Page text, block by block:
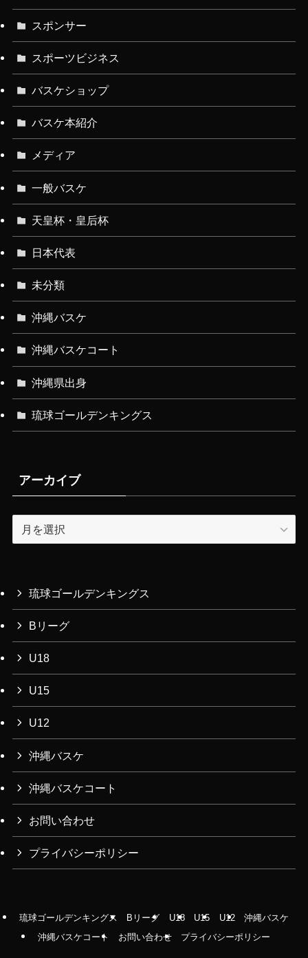
スポンサー
スポーツビジネス
バスケショップ
バスケ本紹介
メディア
一般バスケ
天皇杯・皇后杯
日本代表
未分類
沖縄バスケ
沖縄バスケコート
沖縄県出身
琉球ゴールデンキングス
アーカイブ
ー
ブ
琉球ゴールデンキングス
Bリーグ
U18
U15
U12
沖縄バスケ
沖縄バスケコート
お問い合わせ
プライバシーポリシー
琉球ゴールデンキングス Bリーグ U18 U15 U12
沖縄バスケ
沖縄バスケコート
お問い合わせ プライバシーポリシー